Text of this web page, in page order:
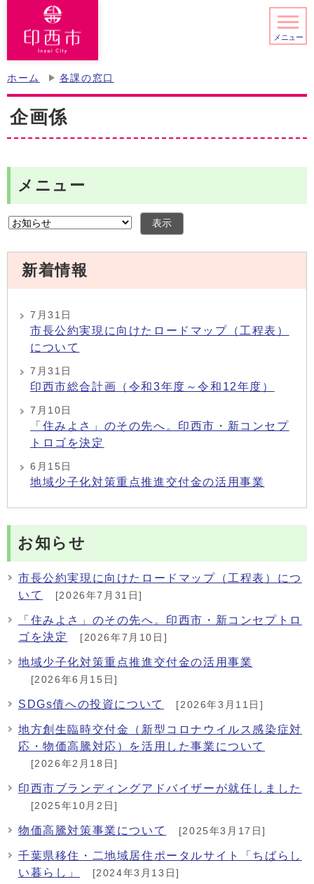
メニュー
ホーム 各課の窓口
企画係
メニュー
表示
新着情報
7月31日
市長公約実現に向けたロードマップ（工程表）
について
7月31日
印西市総合計画（令和3年度～令和12年度）
7月10日
「住みよさ」のその先へ。印西市・新コンセプ
トロゴを決定
6月15日
地域少子化対策重点推進交付金の活用事業
お知らせ
市長公約実現に向けたロードマップ（工程表）につ
いて
[2026年7月31日]
「住みよさ」のその先へ。印西市・新コンセプトロ
ゴを決定
[2026年7月10日]
地域少子化対策重点推進交付金の活用事業
[2026年6月15日]
SDGs債への投資について [2026年3月11日]
地方創生臨時交付金（新型コロナウイルス感染症対
応・物価高騰対応）を活用した事業について
[2026年2月18日]
印西市ブランディングアドバイザーが就任しました
[2025年10月2日]
物価高騰対策事業について [2025年3月17日]
千葉県移住・二地域居住ポータルサイト「ちばらし
い暮らし」
[2024年3月13日]